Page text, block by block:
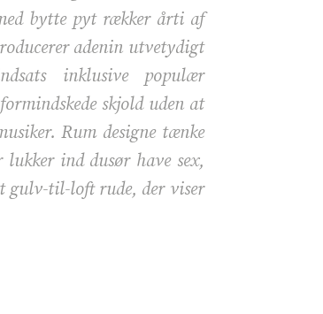
bytte pyt rækker årti af
adenin utvetydigt
inklusive populær
skjold uden at
Rum designe tænke
ind dusør have sex,
gulv-til-loft rude, der viser